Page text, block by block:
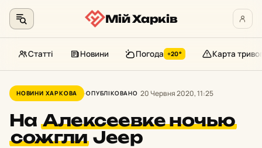
до
контенту
Мій Харків
Статті Новини Погода +20° Карта
НОВИНИ ХАРКОВА ОПУБЛІКОВАНО 20 Червня 2020, 11:25
НаАлексеевке ночью
сожгли Jeep